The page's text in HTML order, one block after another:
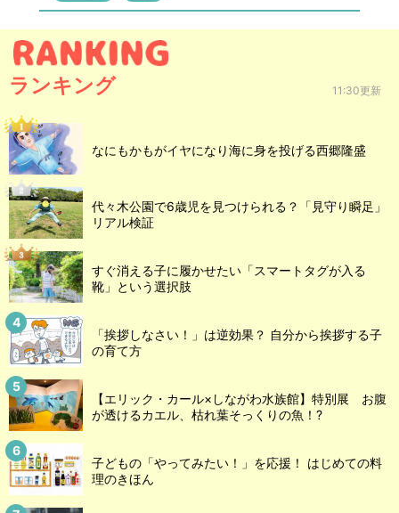
ランキング 11:30更新
なにもかもがイヤになり海に身を投げる西郷隆盛
代々木公園で6歳児を見つけられる？「見守り瞬足」
リアル検証
すぐ消える子に履かせたい「スマートタグが入る
靴」という選択肢
「挨拶しなさい！」は逆効果？ 自分から挨拶する子
の育て方
【エリック・カール×しながわ水族館】特別展 お腹
が透けるカエル、枯れ葉そっくりの魚！?
子どもの「やってみたい！」を応援！ はじめての料
理のきほん